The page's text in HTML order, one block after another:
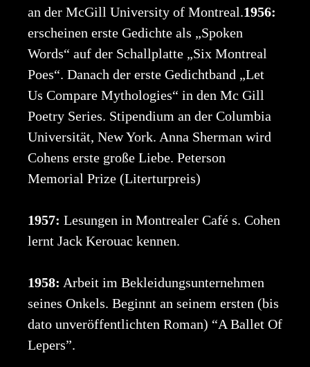
an der McGill University of Montreal.1956:
erscheinen erste Gedichte als „Spoken
Words“ auf der Schallplatte „Six Montreal
Poes“. Danach der erste Gedichtband „Let
Us Compare Mythologies“ in den Mc Gill
Poetry Series. Stipendium an der Columbia
Universität, New York. Anna Sherman wird
Cohens erste große Liebe. Peterson
Memorial Prize (Literturpreis)
1957: Lesungen in Montrealer Café s. Cohen
lernt Jack Kerouac kennen.
1958: Arbeit im Bekleidungsunternehmen
seines Onkels. Beginnt an seinem ersten (bis
dato unveröffentlichten Roman) “A Ballet Of
Lepers”.